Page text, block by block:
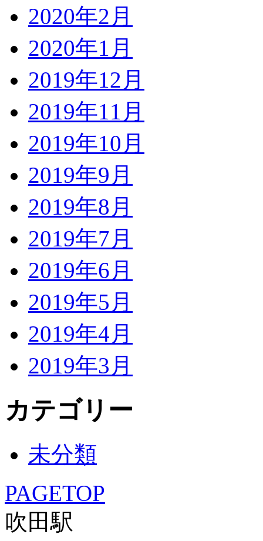
2020年2月
2020年1月
2019年12月
2019年11月
2019年10月
2019年9月
2019年8月
2019年7月
2019年6月
2019年5月
2019年4月
2019年3月
カテゴリー
未分類
PAGETOP
吹田駅